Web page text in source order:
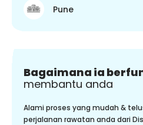
Pune
Bagaimana ia
membantu anda
Alami proses yang mudah &
perjalanan rawatan anda dari